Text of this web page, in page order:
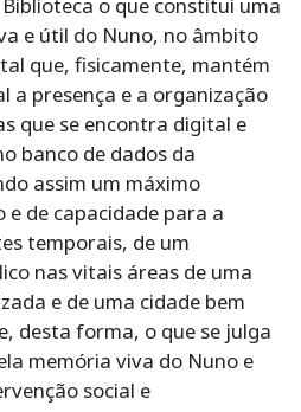
e útil do Nuno, no âmbito
que, fisicamente, mantém
a presença e a organização
que se encontra digital e
banco de dados da
assim um máximo
de capacidade para a
temporais, de um
nas vitais áreas de uma
e de uma cidade bem
desta forma, o que se julga
memória viva do Nuno e
social e